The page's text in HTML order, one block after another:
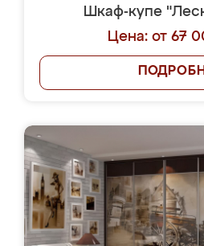
Шкаф-купе
Цена: от 67